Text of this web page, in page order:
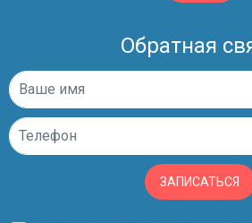
Обратная
ЗАПИСАТЬСЯ